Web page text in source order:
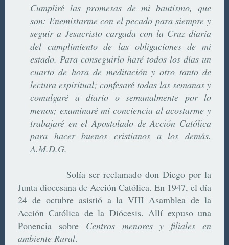
Cumpliré las promesas de mi bautismo, que
son: Enemistarme con el pecado para siempre y
seguir a Jesucristo cargada con la Cruz diaria
del cumplimiento de las obligaciones de mi
estado. Para conseguirlo haré todos los días un
cuarto de hora de meditación y otro tanto de
lectura espiritual; confesaré todas las semanas y
comulgaré a diario o semanalmente por lo
menos; examinaré mi conciencia al acostarme y
trabajaré en el Apostolado de Acción Católica
para hacer buenos cristianos a los demás.
A.M.D.G.
Solía ser reclamado don Diego por la
Junta diocesana de Acción Católica. En 1947, el día
24 de octubre asistió a la VIII Asamblea de la
Acción Católica de la Diócesis. Allí expuso una
Ponencia sobre Centros menores y filiales en
ambiente Rural.